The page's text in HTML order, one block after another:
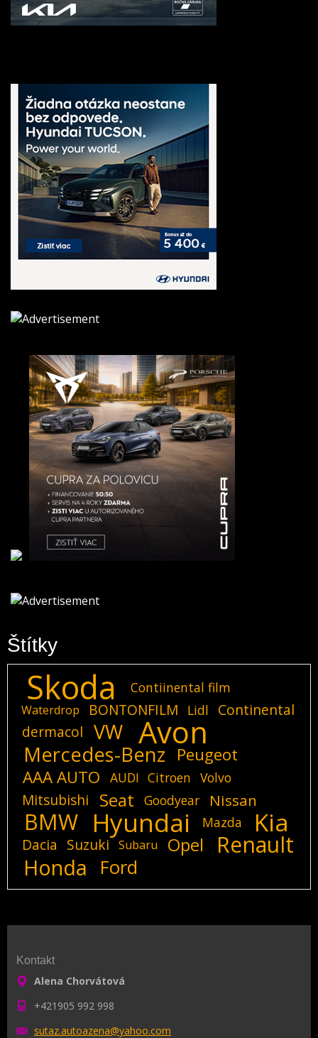
Štítky
Skoda Contiinental film
Waterdrop BONTONFILM Lidl
Continental
dermacol
VW Avon
Mercedes-Benz
Peugeot
AAA AUTO
AUDI Citroen Volvo
Mitsubishi Seat Goodyear Nissan
BMW Hyundai Mazda Kia
Dacia Suzuki Subaru Opel Renault
Honda Ford
Kontakt
Alena Chorvátová
+421905 992 998
sutaz.autoazena@yahoo.com